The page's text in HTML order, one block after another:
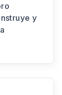
y